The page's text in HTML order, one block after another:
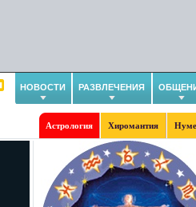
НОВОСТИ РАЗВЛЕЧЕНИЯ
Астрология Хиромантия